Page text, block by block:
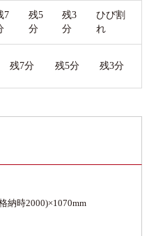
7
残5
分
残3
分
ひび割
れ
残7分 残5分 残3分
納時2000)×1070mm